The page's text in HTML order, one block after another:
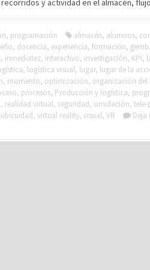
y actividad en el almacén,
, programación almacén, alumnos,
, docencia, experiencia, formación,
, inmediatez, interactivo, investigación, KPI,
, logística visual, lugar, lugar de la
, momento, optimización, organización del
, procesos, Producción y logística,
, realidad virtual, seguridad, simulación, tele-
ubicuidad, virtual reality, visual, VR